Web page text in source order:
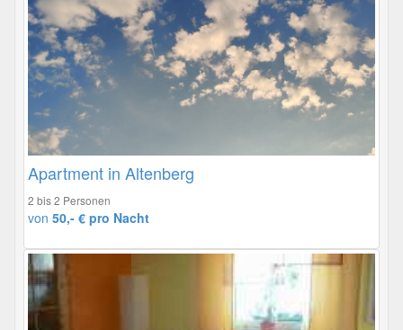
Apartment in Altenberg
2 bis 2 Personen
von 50,- € pro Nacht